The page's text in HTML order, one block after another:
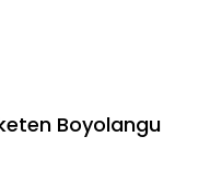
Boyolangu